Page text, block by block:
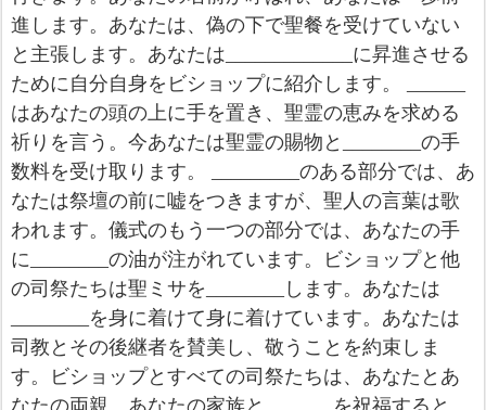
進します。あなたは、偽の下で聖餐を受けていない
と主張します。あなたは
に昇進させる
ために自分自身をビショップに紹介します。
はあなたの頭の上に手を置き、聖霊の恵みを求める
祈りを言う。今あなたは聖霊の賜物と
の手
数料を受け取ります。
のある部分では、あ
なたは祭壇の前に嘘をつきますが、聖人の言葉は歌
われます。儀式のもう一つの部分では、あなたの手
に
の油が注がれています。ビショップと他
の司祭たちは聖ミサを
します。あなたは
を身に着けて身に着けています。あなたは
司教とその後継者を賛美し、敬うことを約束しま
す。ビショップとすべての司祭たちは、あなたとあ
なたの両親、あなたの家族と
を祝福すると